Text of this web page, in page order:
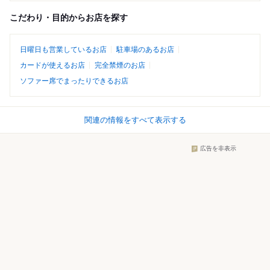
こだわり・目的からお店を探す
日曜日も営業しているお店
駐車場のあるお店
カードが使えるお店
完全禁煙のお店
ソファー席でまったりできるお店
関連の情報をすべて表示する
広告を非表示